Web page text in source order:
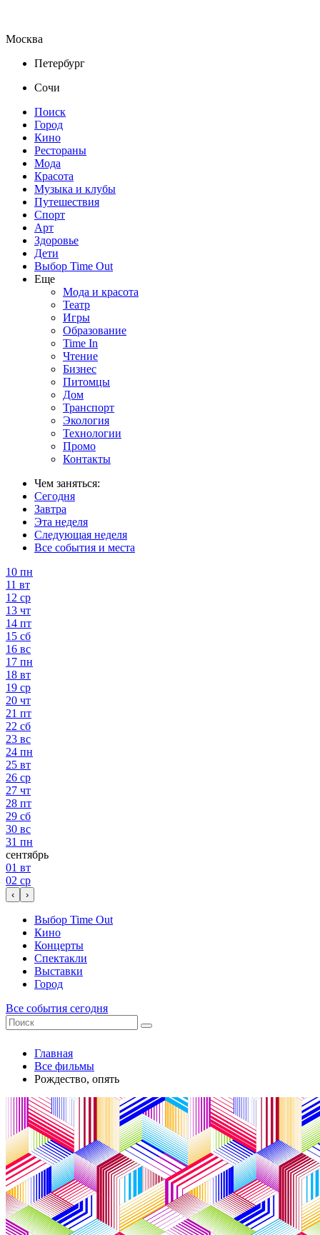
Москва
Петербург
Сочи
Поиск
Город
Кино
Рестораны
Мода
Красота
Музыка и клубы
Путешествия
Спорт
Арт
Здоровье
Дети
Выбор Time Out
Еще
Мода и красота
Театр
Игры
Образование
Time In
Чтение
Бизнес
Питомцы
Дом
Транспорт
Экология
Технологии
Промо
Контакты
Чем заняться:
Сегодня
Завтра
Эта неделя
Следующая неделя
Все события и места
10 пн
11 вт
12 ср
13 чт
14 пт
15 сб
16 вс
17 пн
18 вт
19 ср
20 чт
21 пт
22 сб
23 вс
24 пн
25 вт
26 ср
27 чт
28 пт
29 сб
30 вс
31 пн
сентябрь
01 вт
02 ср
‹ ›
Выбор Time Out
Кино
Концерты
Спектакли
Выставки
Город
Все события сегодня
Главная
Все фильмы
Рождество, опять